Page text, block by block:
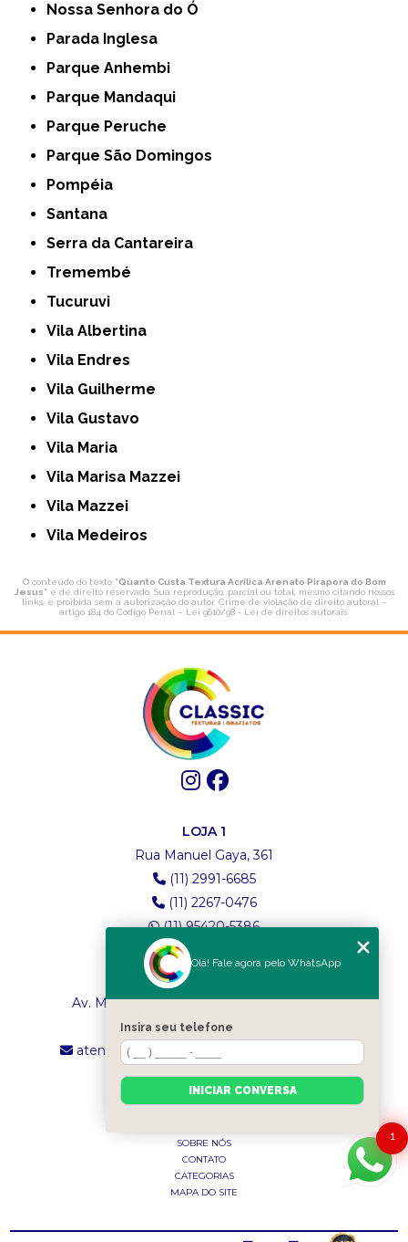
Nossa Senhora do Ó
Parada Inglesa
Parque Anhembi
Parque Mandaqui
Parque Peruche
Parque São Domingos
Pompéia
Santana
Serra da Cantareira
Tremembé
Tucuruvi
Vila Albertina
Vila Endres
Vila Guilherme
Vila Gustavo
Vila Maria
Vila Marisa Mazzei
Vila Mazzei
Vila Medeiros
O conteúdo do texto "Quanto Custa Textura Acrílica Arenato Pirapora do Bom
Jesus" é de direito reservado. Sua reprodução, parcial ou total, mesmo citando nossos
links, é proibida sem a autorização do autor. Crime de violação de direito autoral –
artigo 184 do Código Penal – Lei 9610/98 - Lei de direitos autorais
LOJA 1
Rua Manuel Gaya, 361
(11) 2991-6685
(11) 2267-0476
(11) 95420-5386
LOJA 2
Av. Maria Amália Lopes de Azevedo, 4260
(11) 2241-8434
atendimento.classictexturas@outlook.com
MENU
SOBRE NÓS
CONTATO
CATEGORIAS
MAPA DO SITE
1
Olá! Fale agora pelo WhatsApp
Insira seu telefone
INICIAR CONVERSA